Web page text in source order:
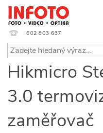
602 803 637
Hikmicro
3.0
zaměřovač